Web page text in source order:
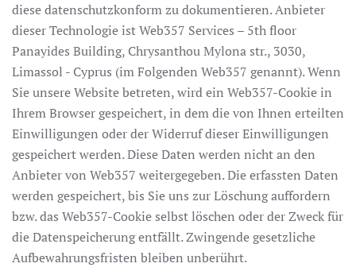
diese datenschutzkonform zu dokumentieren. Anbieter
dieser Technologie ist Web357 Services – 5th floor
Panayides Building, Chrysanthou Mylona str., 3030,
Limassol - Cyprus (im Folgenden Web357 genannt). Wenn
Sie unsere Website betreten, wird ein Web357-Cookie in
Ihrem Browser gespeichert, in dem die von Ihnen erteilten
Einwilligungen oder der Widerruf dieser Einwilligungen
gespeichert werden. Diese Daten werden nicht an den
Anbieter von Web357 weitergegeben. Die erfassten Daten
werden gespeichert, bis Sie uns zur Löschung auffordern
bzw. das Web357-Cookie selbst löschen oder der Zweck für
die Datenspeicherung entfällt. Zwingende gesetzliche
Aufbewahrungsfristen bleiben unberührt.